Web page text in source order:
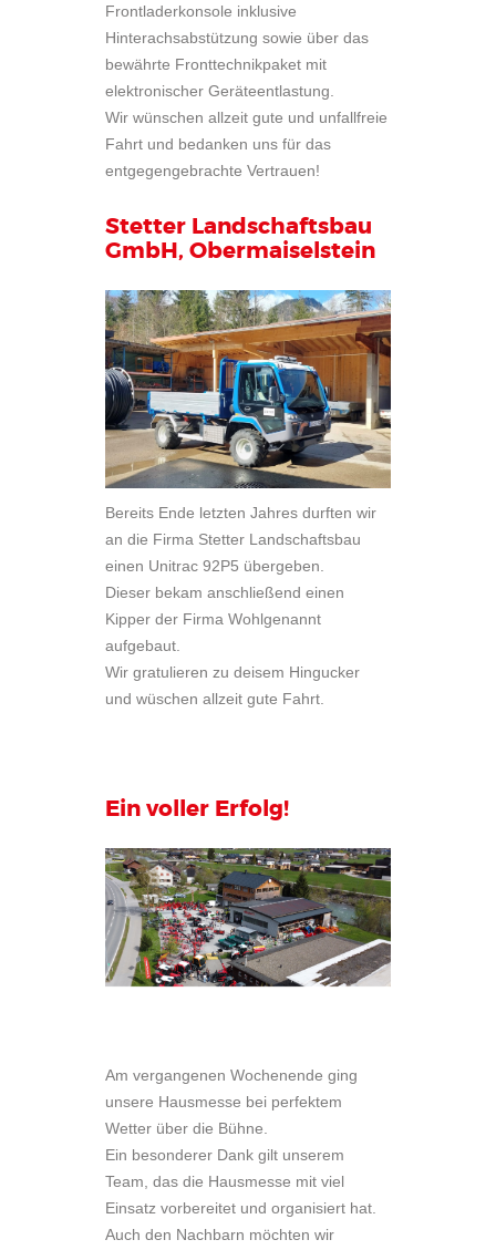
Frontladerkonsole inklusive
Hinterachsabstützung sowie über das
bewährte Fronttechnikpaket mit
elektronischer Geräteentlastung.
Wir wünschen allzeit gute und unfallfreie
Fahrt und bedanken uns für das
entgegengebrachte Vertrauen!
Stetter Landschaftsbau
GmbH, Obermaiselstein
Bereits Ende letzten Jahres durften wir
an die Firma Stetter Landschaftsbau
einen Unitrac 92P5 übergeben.
Dieser bekam anschließend einen
Kipper der Firma Wohlgenannt
aufgebaut.
Wir gratulieren zu deisem Hingucker
und wüschen allzeit gute Fahrt.
Ein voller Erfolg!
Am vergangenen Wochenende ging
unsere Hausmesse bei perfektem
Wetter über die Bühne.
Ein besonderer Dank gilt unserem
Team, das die Hausmesse mit viel
Einsatz vorbereitet und organisiert hat.
Auch den Nachbarn möchten wir